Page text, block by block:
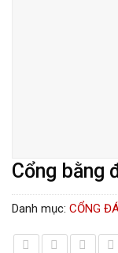
Cổng bằng
Danh mục: CỔNG